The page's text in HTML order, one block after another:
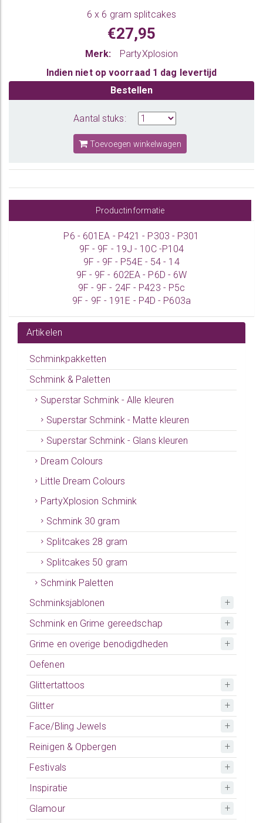
6 x 6 gram splitcakes
€27,95
Merk:
PartyXplosion
Indien niet op voorraad 1 dag levertijd
Bestellen
Aantal stuks:
Toevoegen winkelwagen
Productinformatie
P6 - 601EA - P421 - P303 - P301
9F - 9F - 19J - 10C -P104
9F - 9F - P54E - 54 - 14
9F - 9F - 602EA - P6D - 6W
9F - 9F - 24F - P423 - P5c
9F - 9F - 191E - P4D - P603a
Artikelen
Schminkpakketten
Schmink & Paletten
Superstar Schmink - Alle kleuren
Superstar Schmink - Matte kleuren
Superstar Schmink - Glans kleuren
Dream Colours
Little Dream Colours
PartyXplosion Schmink
Schmink 30 gram
Splitcakes 28 gram
Splitcakes 50 gram
Schmink Paletten
Schminksjablonen
Schmink en Grime gereedschap
Grime en overige benodigdheden
Oefenen
Glittertattoos
Glitter
Face/Bling Jewels
Reinigen & Opbergen
Festivals
Inspiratie
Glamour